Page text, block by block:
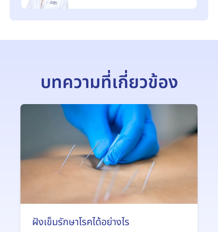
บทความที่เกี่ยวข้อง
ฝังเข็มรักษาโรคได้อย่างไร